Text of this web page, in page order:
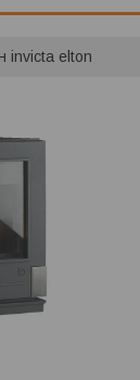
invicta elton